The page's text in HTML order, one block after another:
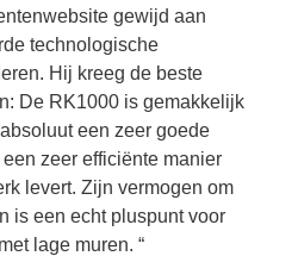
gewijd aan
technologische
Hij kreeg de beste
De RK1000 is gemakkelijk
een zeer goede
zeer efficiënte manier
levert. Zijn vermogen om
is een echt pluspunt voor
lage muren.